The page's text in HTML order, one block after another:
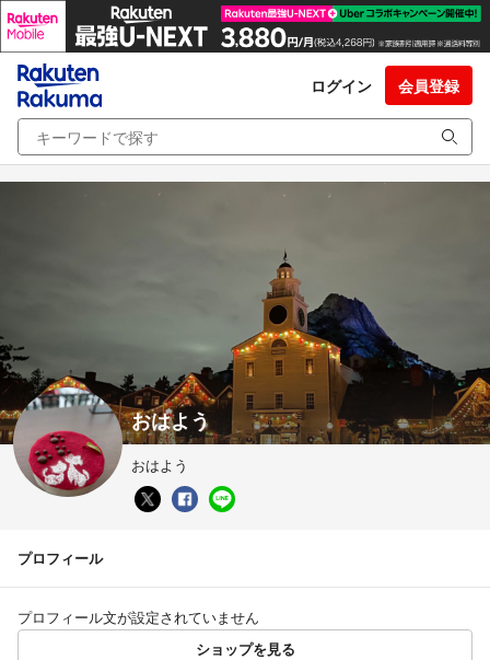
ログイン 会員登録
おはよう
おはよう
プロフィール
プロフィール文が設定されていません
ショップを見る